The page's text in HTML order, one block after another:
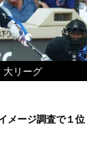
リーグ
メージ調査で１位